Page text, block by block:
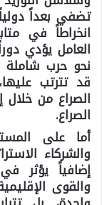
تضفي بعداً
انخراطاً في
العامل يؤدي
نحو حرب شاملة
قد تترتب
الصراع من خلال
الصراع.
أما على
والشركاء
إضافياً يؤثر
والقوى